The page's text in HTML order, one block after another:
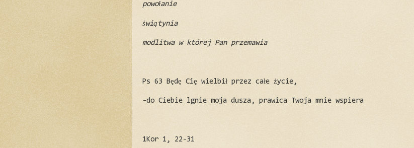
powołanie
świątynia
modlitwa w której Pan przemawia
Ps 63 Będę Cię wielbił przez całe życie,
-do Ciebie lgnie moja dusza, prawica Twoja mnie wspiera
1Kor 1, 22-31